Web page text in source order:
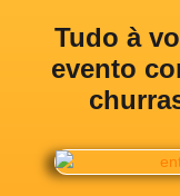
Tudo à
evento